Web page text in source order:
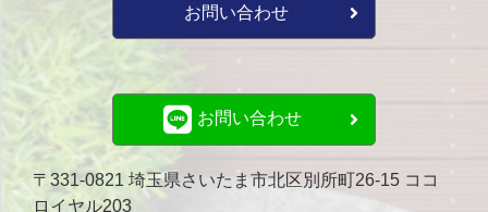
お問い合わせ
お問い合わせ
〒331-0821 埼玉県さいたま市北区別所町26-15 ココ
ロイヤル203